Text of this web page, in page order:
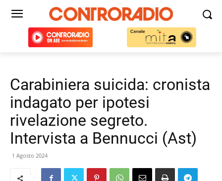
Carabiniera suicida: cronista
indagato per ipotesi
rivelazione segreto.
Intervista a Bennucci (Ast)
1 Agosto 2024